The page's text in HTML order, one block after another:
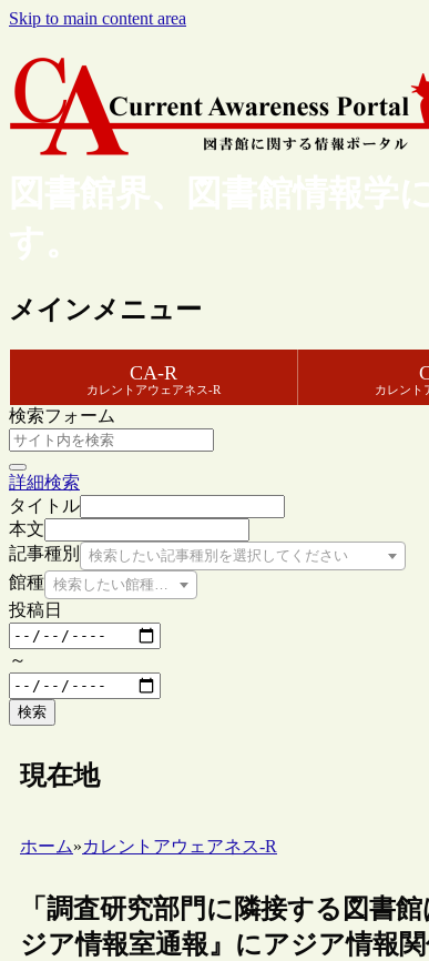
Skip to main content area
図書館界、図書館情報学
す。
メインメニュー
CA-R
カレントアウェアネス-R カレント
検索フォーム
詳細検索
タイトル
本文
記事種別
検索したい記事種別を選択してください
館種 検索したい館種を選択してください
投稿日
～
検索
現在地
ホーム»カレントアウェアネス-R
「調査研究部門に隣接する図書
ジア情報室通報』にアジア情報